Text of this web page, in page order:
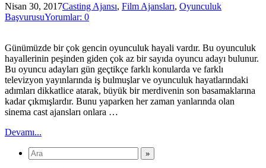
Nisan 30, 2017Casting Ajansı, Film Ajansları, Oyunculuk
BaşvurusuYorumlar: 0
Günümüzde bir çok gencin oyunculuk hayali vardır. Bu oyunculuk
hayallerinin peşinden giden çok az bir sayıda oyuncu adayı bulunur.
Bu oyuncu adayları gün geçtikçe farklı konularda ve farklı
televizyon yayınlarında iş bulmuşlar ve oyunculuk hayatlarındaki
adımları dikkatlice atarak, büyük bir merdivenin son basamaklarına
kadar çıkmışlardır. Bunu yaparken her zaman yanlarında olan
sinema cast ajansları onlara …
Devamı...